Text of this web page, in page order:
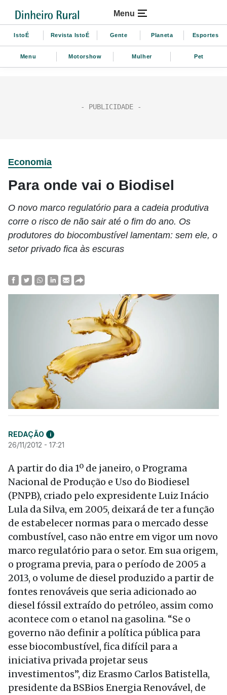
Menu
IstoÉ Revista IstoÉ Gente Planeta Esportes
Menu Motorshow Mulher Pet
Economia
Para onde vai o Biodisel
O novo marco regulatório para a cadeia produtiva
corre o risco de não sair até o fim do ano. Os
produtores do biocombustível lamentam: sem ele, o
setor privado fica às escuras
REDAÇÃO i
26/11/2012 - 17:21
A partir do dia 1º de janeiro, o Programa
Nacional de Produção e Uso do Biodiesel
(PNPB), criado pelo expresidente Luiz Inácio
Lula da Silva, em 2005, deixará de ter a função
de estabelecer normas para o mercado desse
combustível, caso não entre em vigor um novo
marco regulatório para o setor. Em sua origem,
o programa previa, para o período de 2005 a
2013, o volume de diesel produzido a partir de
fontes renováveis que seria adicionado ao
diesel fóssil extraído do petróleo, assim como
acontece com o etanol na gasolina. “Se o
governo não definir a política pública para
esse biocombustível, fica difícil para a
iniciativa privada projetar seus
investimentos”, diz Erasmo Carlos Batistella,
presidente da BSBios Energia Renovável, de